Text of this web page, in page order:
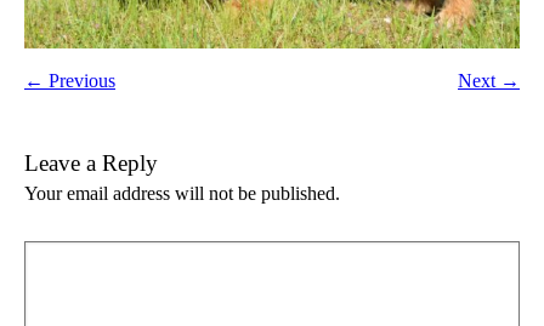
← Previous Next →
Leave a Reply
Your email address will not be published.